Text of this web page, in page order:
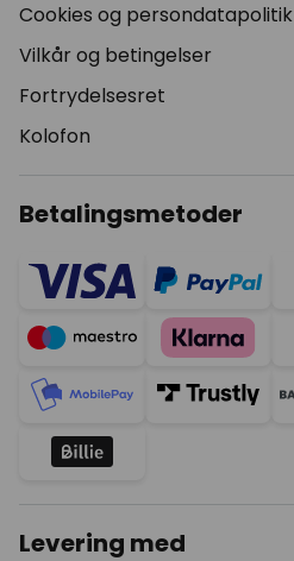
Cookies og persondatapolitik
Vilkår og betingelser
Fortrydelsesret
Kolofon
Betalingsmetoder
Levering med